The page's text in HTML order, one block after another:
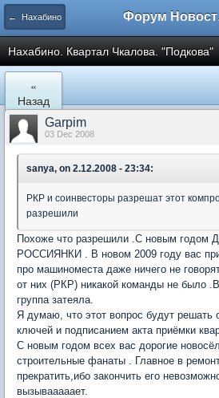
← Нахабино
Нахабино. Квартал Чкалова. "Подкова"
«
Назад
Garpim
03 Dec 2008
sanya, on 2.12.2008 - 23:34:
РКР и соинвесторы разрешат этот
разрешили
Похоже что разрешили .С новым
РОССИЯНКИ . В новом 2009 году вас
про машиноместа даже ничего не
от них (РКР) никакой команды не
группа затеяла.
Я думаю, что этот вопрос будут решать
ключей и подписанием акта приёмки
С новым годом всех вас дорогие
строительные фанаты . Главное в
прекратить,ибо закончить его
вызывааааает.